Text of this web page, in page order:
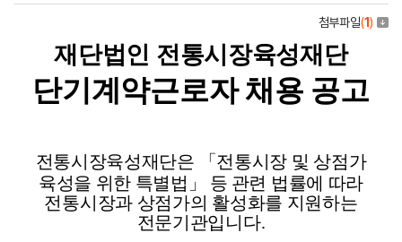
첨부파일(1)
재단법인 전통시장육성재단
단기계약근로자 채용 공고
전통시장육성재단은 「전통시장 및 상점가
육성을 위한 특별법」 등 관련 법률에 따라
전통시장과 상점가의 활성화를 지원하는
전문기관입니다.